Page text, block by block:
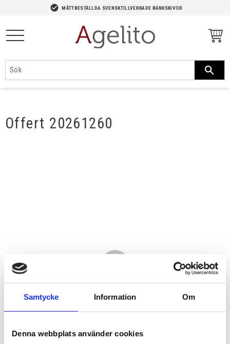
Samtycke Information Om
Denna webbplats använder cookies
check_circle MÅTTBESTÄLLDA SVENSKTILLVERKADE BÄNKSKIVOR
Offert 20261260